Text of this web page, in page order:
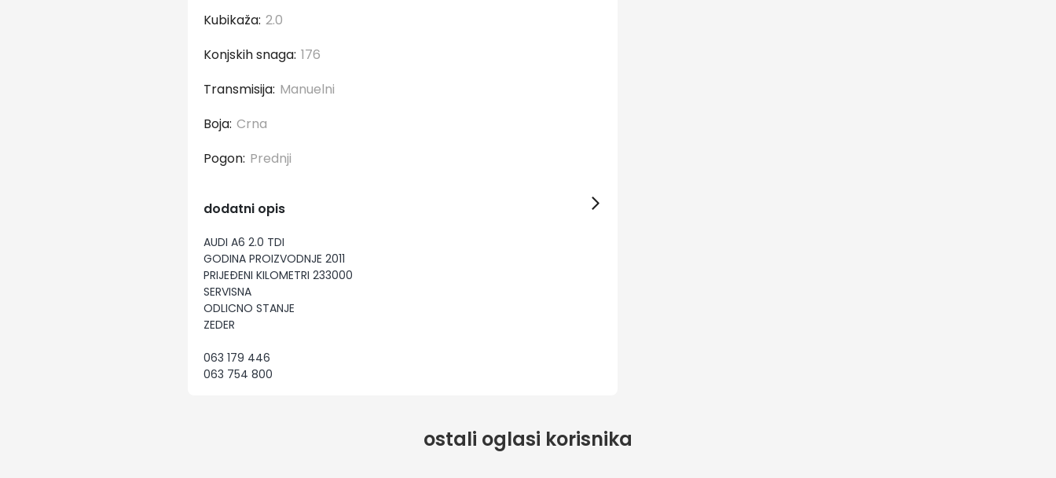
Kubikaža:
2.0
Konjskih snaga: 176
Transmisija:
Manuelni
Boja:
Crna
Pogon:
Prednji
dodatni opis
AUDI A6 2.0 TDI
GODINA PROIZVODNJE 2011
PRIJEĐENI KILOMETRI 233000
SERVISNA
ODLICNO STANJE
ZEDER
063 179 446
063 754 800
ostali oglasi korisnika